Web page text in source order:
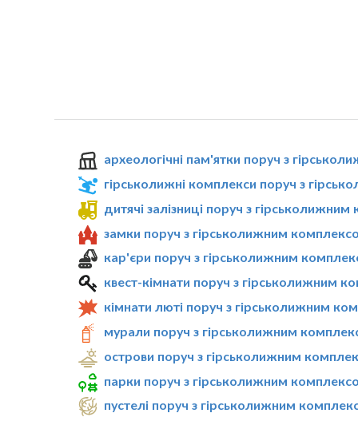
археологічні пам'ятки поруч з
гірськолижні комплекси поруч з
дитячі залізниці поруч з
замки поруч з гірськолижним
кар'єри поруч з гірськолижним
квест-кімнати поруч з гірськолижним
кімнати люті поруч з гірськолижним
мурали поруч з гірськолижним
острови поруч з гірськолижним
парки поруч з гірськолижним
пустелі поруч з гірськолижним